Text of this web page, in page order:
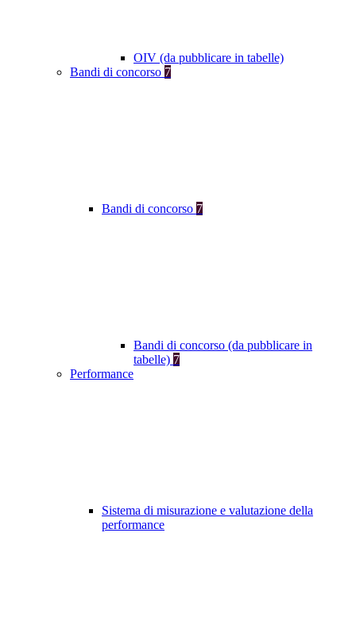
OIV (da pubblicare in tabelle)
Bandi di concorso 7
Bandi di concorso 7
Bandi di concorso (da pubblicare in
tabelle) 7
Performance
Sistema di misurazione e valutazione della
performance